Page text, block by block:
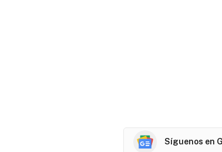
Síguenos en